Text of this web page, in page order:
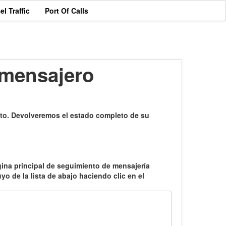
Traffic Port Of Calls
Devolveremos el estado completo de su
principal de seguimiento de mensajería
de la lista de abajo haciendo clic en el